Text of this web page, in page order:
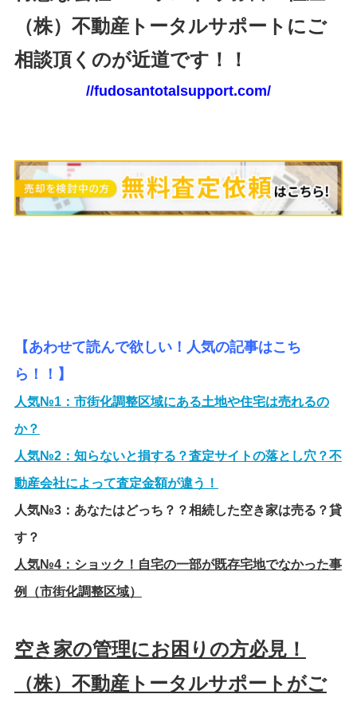
（株）不動産トータルサポートにご
相談頂くのが近道です！！
//fudosantotalsupport.com/
【あわせて読んで欲しい！人気の記事はこち
ら！！】
人気№1： 市街化調整区域にある土地や住宅は売れるの
か？
人気№2： 知らないと損する？査定サイトの落とし穴？不
動産会社によって査定金額が違う！
人気№3： あなたはどっち？？相続した空き家は売る？貸
す？
人気№4： ショック！自宅の一部が既存宅地でなかった事
例（市街化調整区域）
空き家の管理にお困りの方必見！
（株）不動産トータルサポートがご